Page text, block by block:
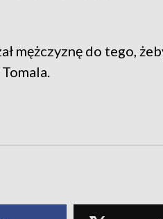
mężczyznę do tego,